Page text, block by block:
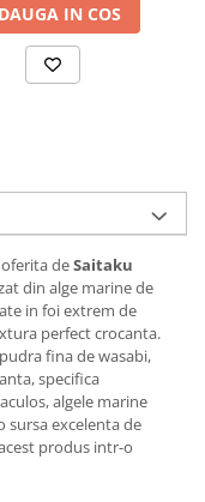
IN COS
deSaitaku
din alge marine de
in foi extrem de
perfect crocanta.
fina de wasabi,
specifica
algele marine
excelenta de
produs intr-o